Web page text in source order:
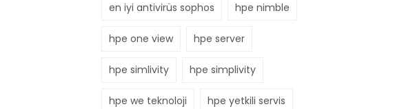
en iyi antivirüs sophos hpe nimble
hpe one view hpe server
hpe simlivity hpe simplivity
hpe we teknoloji hpe yetkili servis